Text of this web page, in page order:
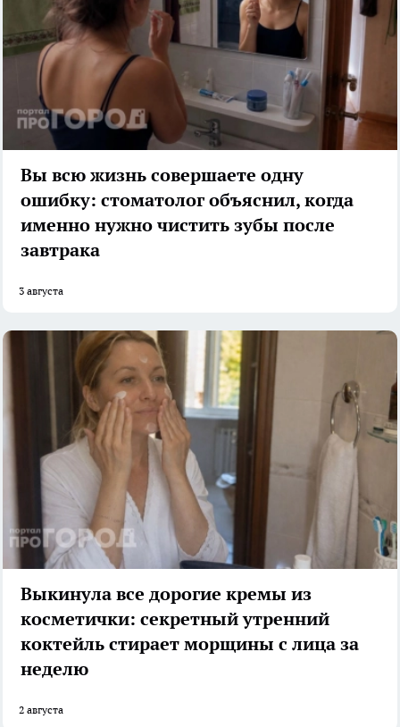
Вы всю жизнь совершаете одну
ошибку: стоматолог объяснил, когда
именно нужно чистить зубы после
завтрака
3 августа
Выкинула все дорогие кремы из
косметички: секретный утренний
коктейль стирает морщины с лица за
неделю
2 августа